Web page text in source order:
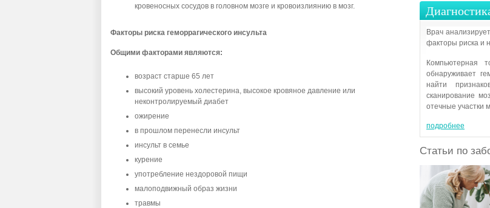
кровеносных сосудов в головном мозге и кровоизлиянию в мозг.
Факторы риска геморрагического инсульта
Общими факторами являются:
возраст старше 65 лет
высокий уровень холестерина, высокое кровяное давление или
неконтролируемый диабет
ожирение
в прошлом перенесли инсульт
инсульт в семье
курение
употребление нездоровой пищи
малоподвижный образ жизни
травмы
Врач
факторы риска и
Компьютерная
обнаруживает
найти
сканирование
отечные участки
подробнее
Статьи по